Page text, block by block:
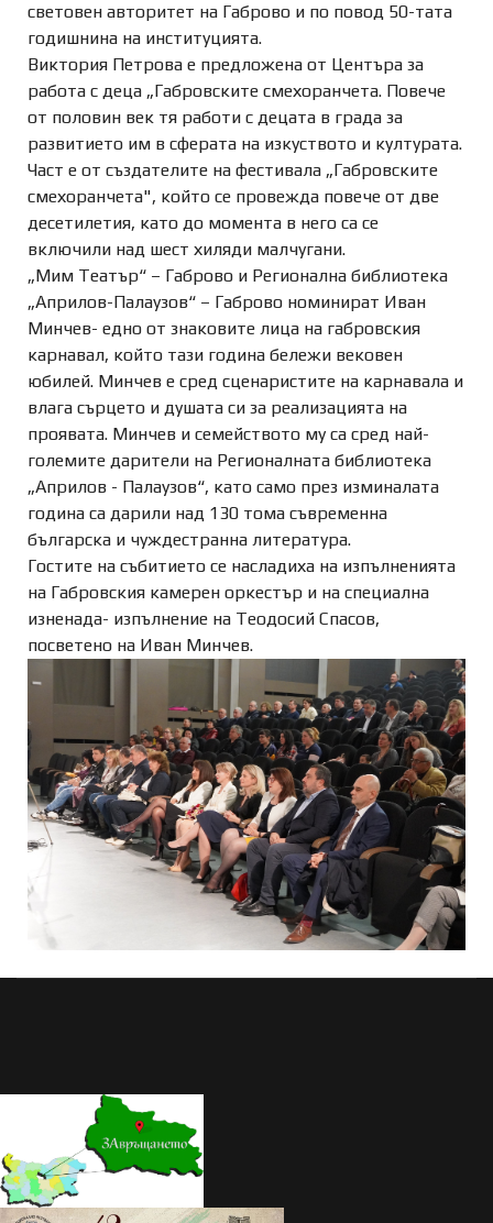
световен авторитет на Габрово и по повод 50-тата
годишнина на институцията.
Виктория Петрова е предложена от Центъра за
работа с деца „Габровските смехоранчета. Повече
от половин век тя работи с децата в града за
развитието им в сферата на изкуството и културата.
Част е от създателите на фестивала „Габровските
смехоранчета", който се провежда повече от две
десетилетия, като до момента в него са се
включили над шест хиляди малчугани.
„Мим Театър“ – Габрово и Регионална библиотека
„Априлов-Палаузов“ – Габрово номинират Иван
Минчев- едно от знаковите лица на габровския
карнавал, който тази година бележи вековен
юбилей. Минчев е сред сценаристите на карнавала и
влага сърцето и душата си за реализацията на
проявата. Минчев и семейството му са сред най-
големите дарители на Регионалната библиотека
„Априлов - Палаузов“, като само през изминалата
година са дарили над 130 тома съвременна
българска и чуждестранна литература.
Гостите на събитието се насладиха на изпълненията
на Габровския камерен оркестър и на специална
изненада- изпълнение на Теодосий Спасов,
посветено на Иван Минчев.